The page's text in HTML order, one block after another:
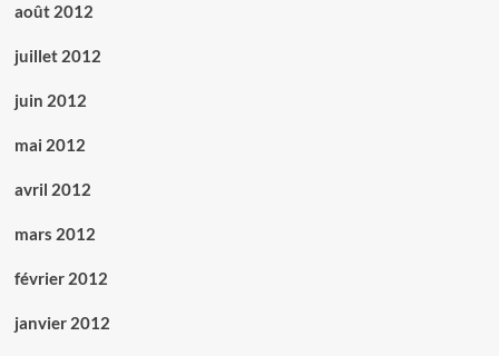
août 2012
juillet 2012
juin 2012
mai 2012
avril 2012
mars 2012
février 2012
janvier 2012